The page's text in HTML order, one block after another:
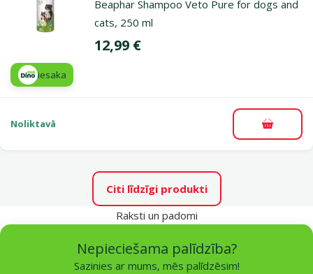
Beaphar Shampoo Veto Pure for dogs and
cats, 250 ml
Cena
12,99 €
iesaka
Noliktavā
Citi līdzīgi produkti
Raksti un padomi
Nepieciešama palīdzība?
Sazinies ar mums, mēs palīdzēsim!